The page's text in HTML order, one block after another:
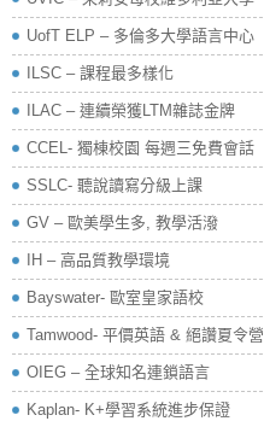
UofT ELP – 多倫多大學語言中心
ILSC – 課程最多樣化
ILAC – 連續榮獲LTM雜誌金牌
CCEL- 獨棟校園 每週三免費會話
SSLC- 聽說讀寫分級上課
GV – 歐美學生多, 教學活潑
IH – 高品質教學環境
Bayswater- 歐室皇家語校
Tamwood- 平價英語 & 絕讚夏令營
OIEG – 全球知名連鎖語言
Kaplan- K+學習系統進步保證